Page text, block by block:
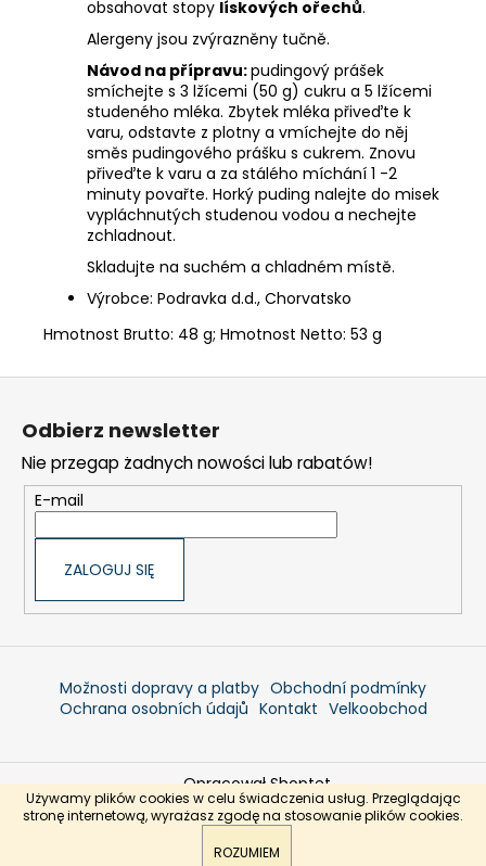
Używamy plików cookies w celu świadczenia usług. Przeglądając
stronę internetową, wyrażasz zgodę na stosowanie plików cookies.
ROZUMIEM
obsahovat stopy lískových ořechů.
Alergeny jsou zvýrazněny tučně.
Návod na přípravu:pudingový prášek
smíchejte s 3 lžícemi (50 g) cukru a 5 lžícemi
studeného mléka. Zbytek mléka přiveďte k
varu, odstavte z plotny a vmíchejte do něj
směs pudingového prášku s cukrem. Znovu
přiveďte k varu a za stálého míchání 1 -2
minuty povařte. Horký puding nalejte do misek
vypláchnutých studenou vodou a nechejte
zchladnout.
Skladujte na suchém a chladném místě.
Výrobce: Podravka d.d., Chorvatsko
Hmotnost Brutto: 48 g; Hmotnost Netto: 53 g
S
Odbierz newsletter
Nie przegap żadnych nowości lub rabatów!
E-mail
ZALOGUJ SIĘ
Možnosti dopravy a platby Obchodní podmínky
Ochrana osobních údajů Kontakt Velkoobchod
Opracował Shoptet
Copyright 2026Jadranshop.pl. Wszystkie prawa